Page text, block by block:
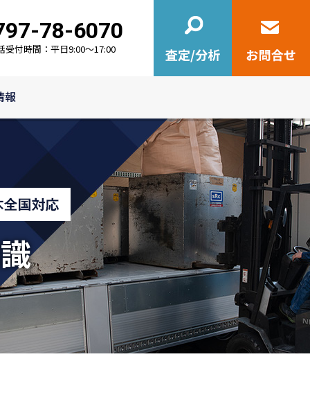
0797-78-6070
78-6070
受付時間：平日9:00～17:00
報